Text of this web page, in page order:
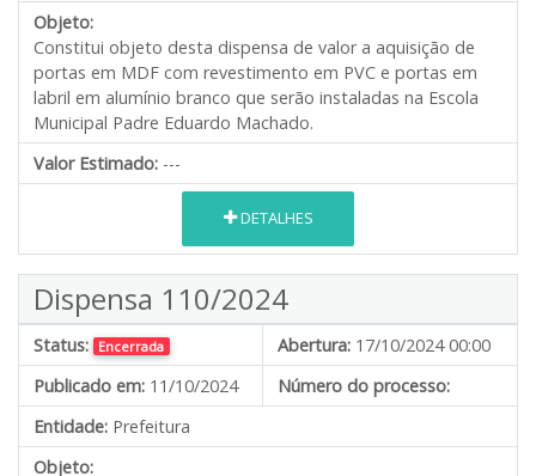
Objeto:
Constitui objeto desta dispensa de valor a aquisição de
portas em MDF com revestimento em PVC e portas em
labril em alumínio branco que serão instaladas na Escola
Municipal Padre Eduardo Machado.
Valor Estimado: ---
DETALHES
Dispensa 110/2024
Status: Encerrada Abertura: 17/10/2024 00:00
Publicado em: 11/10/2024
Número do processo:
Entidade: Prefeitura
Objeto: